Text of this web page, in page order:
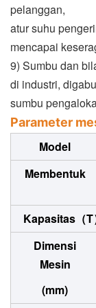
pelanggan,
atur suhu
mencapai
9) Sumbu dan
di industri,
sumbu
Parameter
Model
Membentuk
Kapasitas（T
Dimensi
Mesin
(mm)